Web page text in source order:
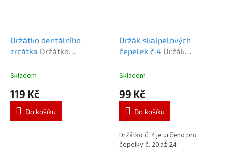
Držátko dentálního
zrcátka Držátko
12cm
Skladem
119 Kč
Do košíku
Držák skalpelových
čepelek č.4 Držák
Skladem
99 Kč
Do košíku
Držátko č. 4 je určeno pro
čepelky č. 20 až 24